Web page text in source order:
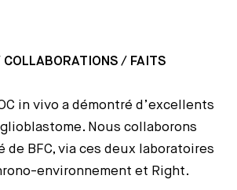
COLLABORATIONS / FAITS
in vivo a démontré d’excellents
Nous collaborons
de BFC, via ces deux laboratoires
environnement et Right.